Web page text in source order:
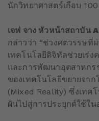
นักวิทยาศาสตร์เกือบ
เจฟ จาง หัวหน้าสถาบัน
กล่าวว่า “ช่วงศตวรรษที่
เทคโนโลยีดิจิทัลช่วยเร่
และการพัฒนาอุตสาหกร
ของเทคโนโลยีขยายจา
(Mixed Reality) ซึ่งเทค
ผันไปสู่การประยุกต์ใช้ใ